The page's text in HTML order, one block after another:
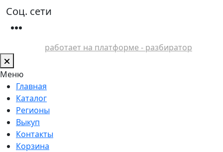
Соц. сети
работает на платформе - разбиратор
Меню
Главная
Каталог
Регионы
Выкуп
Контакты
Корзина